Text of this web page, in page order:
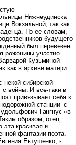
Нижнеудинска
Вокзальной, так как
По ее словам,
будущего
был перевезен
роженицы участие
Кузьминой-
как в архиве матери
сибирской
с войны. И все-таки в
привязывает себя к
станции, с
Гангнус «в
образом, отец
эта красивая и
фантазии поэта.
Евтушенко, к